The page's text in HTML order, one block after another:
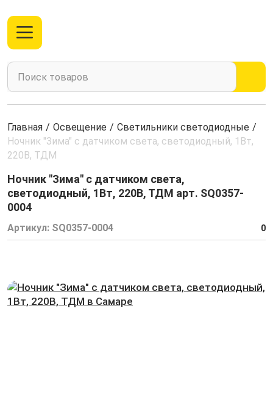
Главная / Освещение / Светильники светодиодные /
Ночник "Зима" с датчиком света, светодиодный, 1Вт,
220В, ТДМ
Ночник "Зима" с датчиком света,
светодиодный, 1Вт, 220В, ТДМ арт. SQ0357-
0004
Артикул: SQ0357-0004 0